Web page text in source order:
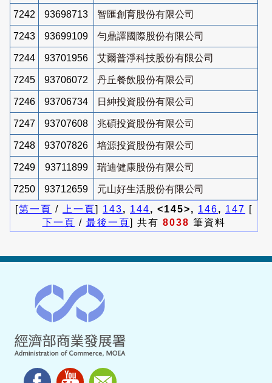
7242 93698713 智匯創育股份有限公司
7243 93699109 勻鼎譯國際股份有限公司
7244 93701956 艾爾普淨科技股份有限公司
7245 93706072 丹丘餐飲股份有限公司
7246 93706734 日紳投資股份有限公司
7247 93707608 兆碩投資股份有限公司
7248 93707826 培源投資股份有限公司
7249 93711899 瑞迪健康股份有限公司
7250 93712659
元山好生活股份有限公司
[第一頁 / 上一頁] 143, 144, <145>, 146, 147 [
下一頁 / 最後一頁] 共有 8038 筆資料